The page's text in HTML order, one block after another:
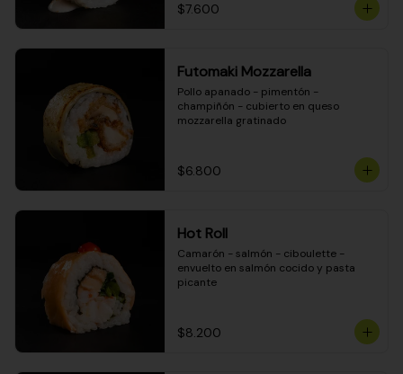
$7.600
Futomaki Mozzarella
Pollo apanado - pimentón -
champiñón - cubierto en queso
mozzarella gratinado
$6.800
Hot Roll
Camarón - salmón - ciboulette -
envuelto en salmón cocido y pasta
picante
$8.200